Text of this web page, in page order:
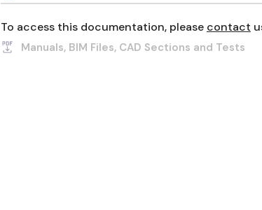
To access this documentation, please contact
Manuals, BIM Files, CAD Sections and Tests